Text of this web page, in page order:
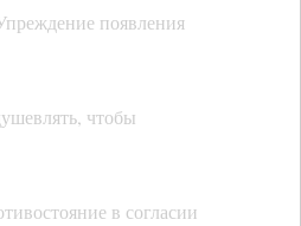
появления
чтобы
в согласии